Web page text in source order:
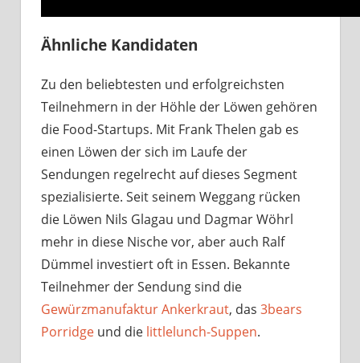
Ähnliche Kandidaten
Zu den beliebtesten und erfolgreichsten
Teilnehmern in der Höhle der Löwen gehören
die Food-Startups. Mit Frank Thelen gab es
einen Löwen der sich im Laufe der
Sendungen regelrecht auf dieses Segment
spezialisierte. Seit seinem Weggang rücken
die Löwen Nils Glagau und Dagmar Wöhrl
mehr in diese Nische vor, aber auch Ralf
Dümmel investiert oft in Essen. Bekannte
Teilnehmer der Sendung sind die
Gewürzmanufaktur Ankerkraut, das 3bears
Porridge und die littlelunch-Suppen.